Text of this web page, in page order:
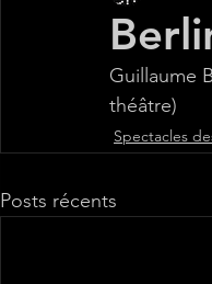
Guillaume
théâtre)
Spectacles
Posts récents